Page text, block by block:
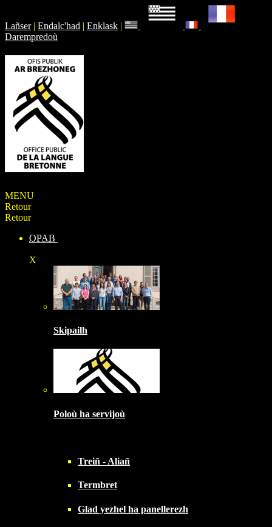
Lañser | Endalc'had | Enklask |
Darempredoù
MENU
Retour
Retour
OPAB
X
Skipailh
Poloù ha servijoù
Treiñ - Aliañ
Termbret
Glad yezhel ha panellerezh